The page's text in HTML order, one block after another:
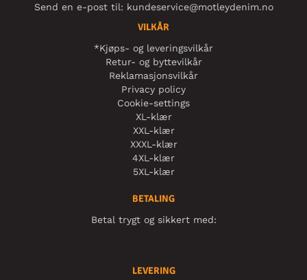
Send en e-post til: kundeservice@motleydenim.no
VILKÅR
*Kjøps- og leveringsvilkår
Retur- og byttevilkår
Reklamasjonsvilkår
Privacy policy
Cookie-settings
XL-klær
XXL-klær
XXXL-klær
4XL-klær
5XL-klær
BETALING
Betal trygt og sikkert med:
LEVERING